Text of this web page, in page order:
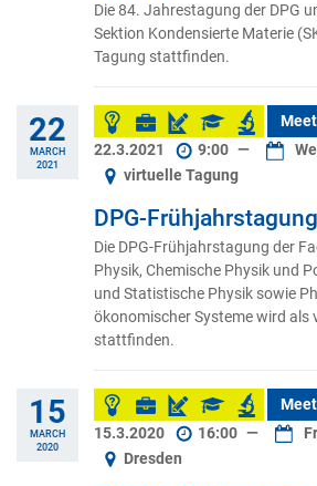
Die 84. Jahrestagung der DPG
Sektion Kondensierte Materie
Tagung stattfinden.
22
MARCH
2021
22.3.2021
9:00 —
virtuelle Tagung
DPG-Frühjahrstagung
Die DPG-Frühjahrstagung der
Physik, Chemische Physik und
und Statistische Physik sowie
ökonomischer Systeme wird als
stattfinden.
15
MARCH
2020
15.3.2020
16:00 —
Dresden